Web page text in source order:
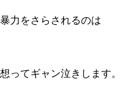
力をさらされるのは
ってギャン泣きします。